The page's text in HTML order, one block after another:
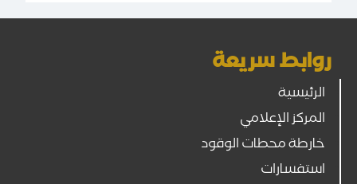
روابط سريعة
الرئيسية
المركز الإعلامي
خارطة محطات الوقود
استفسارات